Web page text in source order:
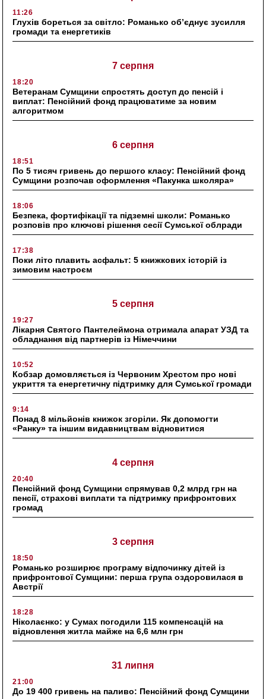
11:26
Глухів бореться за світло: Романько об’єднує зусилля
громади та енергетиків
7 серпня
18:20
Ветеранам Сумщини спростять доступ до пенсій і
виплат: Пенсійний фонд працюватиме за новим
алгоритмом
6 серпня
18:51
По 5 тисяч гривень до першого класу: Пенсійний фонд
Сумщини розпочав оформлення «Пакунка школяра»
18:06
Безпека, фортифікації та підземні школи: Романько
розповів про ключові рішення сесії Сумської облради
17:38
Поки літо плавить асфальт: 5 книжкових історій із
зимовим настроєм
5 серпня
19:27
Лікарня Святого Пантелеймона отримала апарат УЗД та
обладнання від партнерів із Німеччини
10:52
Кобзар домовляється із Червоним Хрестом про нові
укриття та енергетичну підтримку для Сумської громади
9:14
Понад 8 мільйонів книжок згоріли. Як допомогти
«Ранку» та іншим видавництвам відновитися
4 серпня
20:40
Пенсійний фонд Сумщини спрямував 0,2 млрд грн на
пенсії, страхові виплати та підтримку прифронтових
громад
3 серпня
18:50
Романько розширює програму відпочинку дітей із
прифронтової Сумщини: перша група оздоровилася в
Австрії
18:28
Ніколаєнко: у Сумах погодили 115 компенсацій на
відновлення житла майже на 6,6 млн грн
31 липня
21:00
До 19 400 гривень на паливо: Пенсійний фонд Сумщини